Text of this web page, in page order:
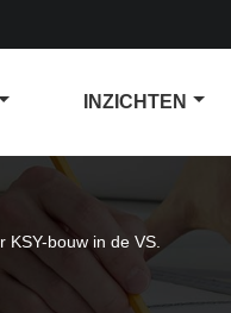
INZICHTEN
bouw in de VS.